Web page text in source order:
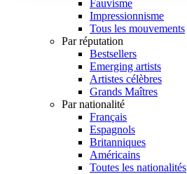
Fauvisme
Impressionnisme
Tous les mouvements
Par réputation
Bestsellers
Emerging artists
Artistes célèbres
Grands Maîtres
Par nationalité
Français
Espagnols
Britanniques
Américains
Toutes les nationalités